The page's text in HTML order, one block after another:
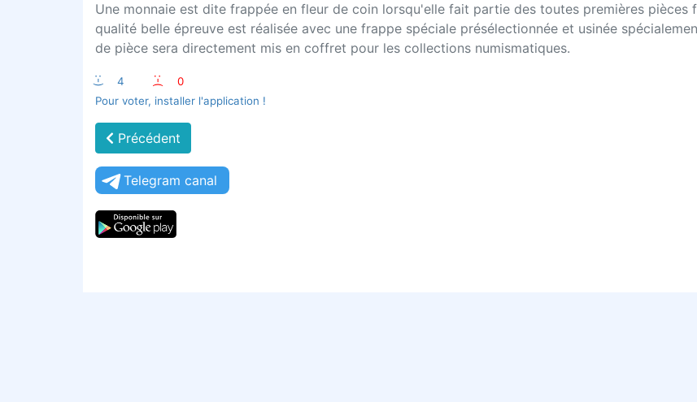
Une monnaie est dite frappée en fleur de coin lorsqu'elle fait partie des toutes premières pièces
qualité belle épreuve est réalisée avec une frappe spéciale présélectionnée et usinée
de pièce sera directement mis en coffret pour les collections numismatiques.
:-) 4 :-(
0
Pour voter, installer l'application !
Précédent
Telegram canal